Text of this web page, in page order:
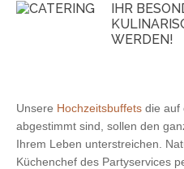
IHR
WERDEN!
Unsere Hochzeitsbuffets die auf
abgestimmt sind, sollen den
Ihrem Leben unterstreichen.
Küchenchef des Partyservices